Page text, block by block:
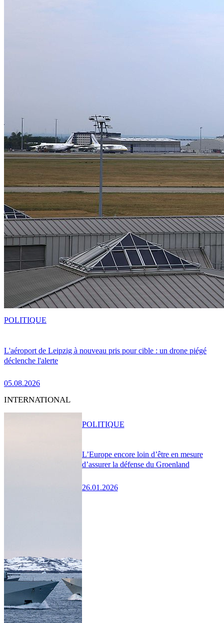
L'aéroport de Leipzig à nouveau pris pour cible : un drone piégé
déclenche l'alerte
05.08.2026
POLITIQUE
INTERNATIONAL
L’Europe encore loin d’être en mesure
d’assurer la défense du Groenland
26.01.2026
POLITIQUE